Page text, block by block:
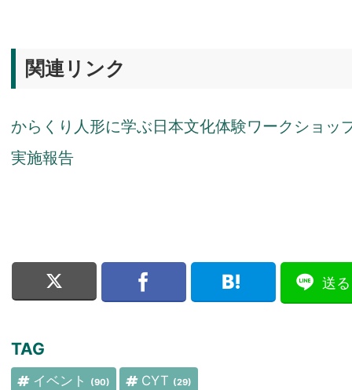
関連リンク
からくり人形に学ぶ日本文化体験ワークショッ
実施報告
送る
TAG
イベント (90) CYT (29)